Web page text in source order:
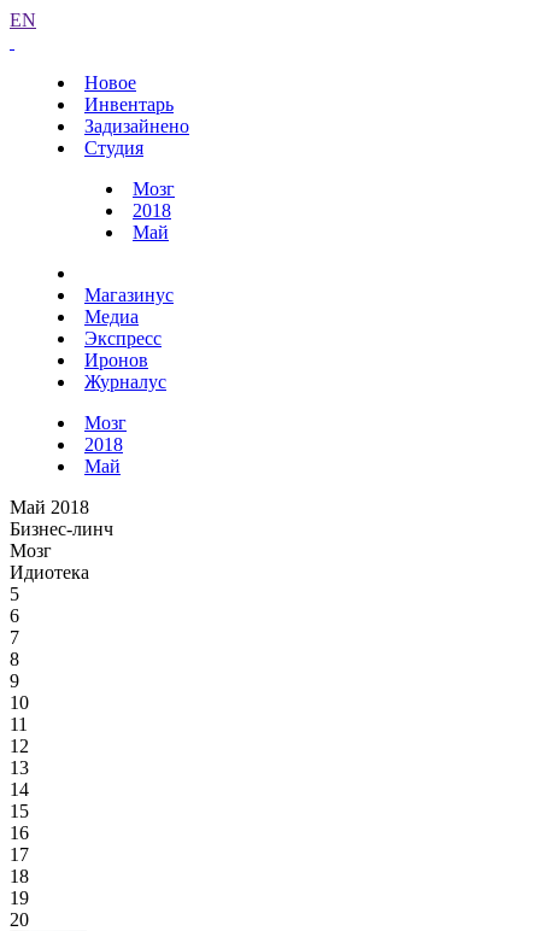
EN
Новое
Инвентарь
Задизайнено
Студия
Мозг
2018
Май
Магазинус
Медиа
Экспресс
Иронов
Журналус
Мозг
2018
Май
Май 2018
Бизнес-линч
Мозг
Идиотека
5
6
7
8
9
10
11
12
13
14
15
16
17
18
19
20